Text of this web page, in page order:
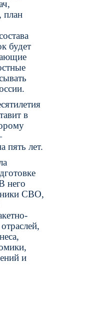
план
будет
в
пять лет.
него
СВО,
и